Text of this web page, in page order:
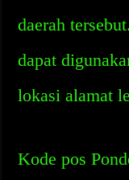
daerah
dapat
lokasi alamat
Kode pos